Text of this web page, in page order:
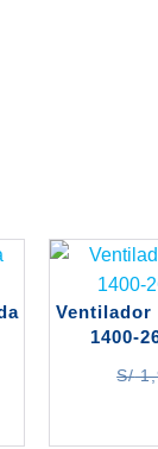
Ventilador
1400-
S/